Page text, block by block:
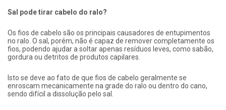
Sal pode tirar cabelo do ralo?
Os fios de cabelo são os principais causadores de entupimentos
no ralo. O sal, porém, não é capaz de remover completamente os
fios, podendo ajudar a soltar apenas resíduos leves, como sabão,
gordura ou detritos de produtos capilares.
Isto se deve ao fato de que fios de cabelo geralmente se
enroscam mecanicamente na grade do ralo ou dentro do cano,
sendo difícil a dissolução pelo sal.